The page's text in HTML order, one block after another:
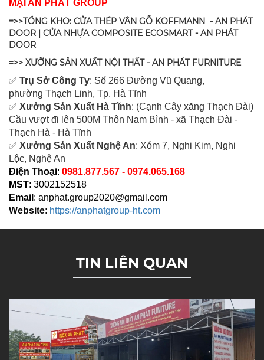
MẠI AN PHÁT GROUP
=>>TỔNG KHO: CỬA THÉP VÂN GỖ KOFFMANN - AN PHÁT
DOOR | CỬA NHỰA COMPOSITE ECOSMART - AN PHÁT
DOOR
=>> XƯỞNG SẢN XUẤT NỘI THẤT - AN PHÁT FURNITURE
✅ Trụ Sở Công Ty: Số 266 Đường Vũ Quang,
phường Thạch Linh, Tp. Hà Tĩnh
✅ Xưởng Sản Xuất Hà Tĩnh: (Cạnh Cây xăng Thạch Đài)
Cầu vượt đi lên 500M Thôn Nam Bình - xã Thạch Đài -
Thạch Hà - Hà Tĩnh
✅ Xưởng Sản Xuất Nghệ An: Xóm 7, Nghi Kim, Nghi
Lộc, Nghệ An
Điện Thoại: 0981.877.567 - 0974.065.168
MST: 3002152518
Email : anphat.group2020@gmail.com
Website: https://anphatgroup-ht.com
TIN LIÊN QUAN